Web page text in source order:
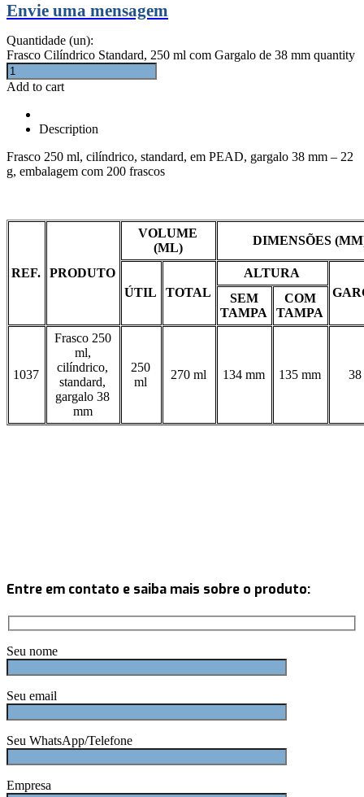
Envie uma mensagem
Quantidade (un):
Frasco Cilíndrico Standard, 250 ml com Gargalo de 38 mm quantity
Add to cart
Description
Frasco 250 ml, cilíndrico, standard, em PEAD, gargalo 38 mm – 22
g, embalagem com 200 frascos
REF. PRODUTO
VOLUME
(ML)
DIMENSÕES
ÚTIL TOTAL
ALTURA
SEM
TAMPA
COM
TAMPA
1037
Frasco 250
ml,
cilíndrico,
standard,
gargalo 38
mm
250
ml
270 ml 134 mm 135 mm 38
Entre em contato e saiba mais sobre o produto:
Seu nome
Seu email
Seu WhatsApp/Telefone
Empresa